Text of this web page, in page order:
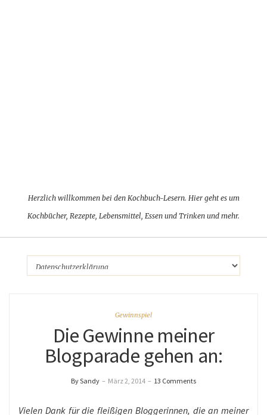
Herzlich willkommen bei den Kochbuch-Lesern. Hier geht es um
Kochbücher, Rezepte, Lebensmittel, Essen und Trinken und mehr.
Gewinnspiel
Die Gewinne meiner
Blogparade gehen an:
By Sandy – März 2, 2014 – 13 Comments
Vielen Dank für die fleißigen Bloggerinnen, die an meiner